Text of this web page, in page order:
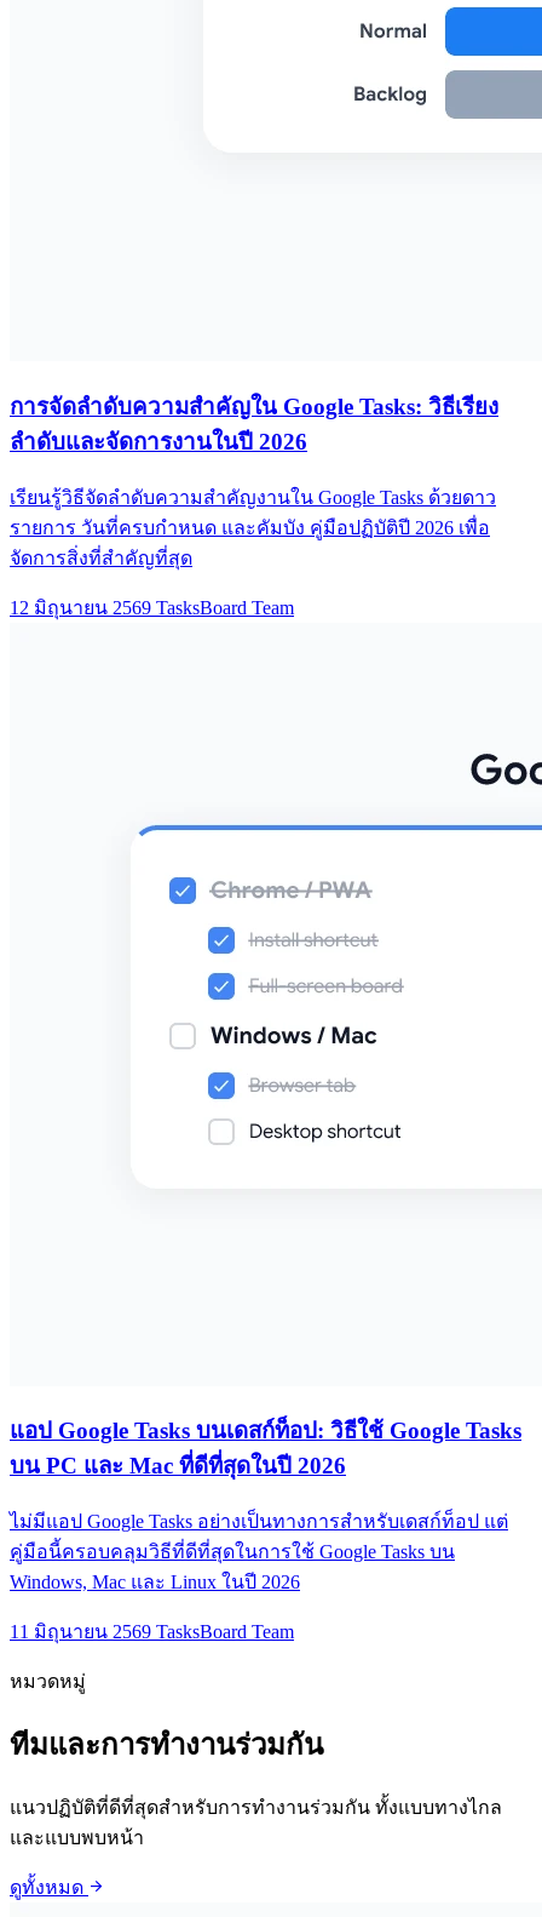
การจัดลำดับความสำคัญใน Google Tasks: วิธีเรียง
ลำดับและจัดการงานในปี 2026
เรียนรู้วิธีจัดลำดับความสำคัญงานใน Google Tasks ด้วยดาว
รายการ วันที่ครบกำหนด และคัมบัง คู่มือปฏิบัติปี 2026 เพื่อ
จัดการสิ่งที่สำคัญที่สุด
12 มิถุนายน 2569 TasksBoard Team
แอป Google Tasks บนเดสก์ท็อป: วิธีใช้ Google Tasks
บน PC และ Mac ที่ดีที่สุดในปี 2026
ไม่มีแอป Google Tasks อย่างเป็นทางการสำหรับเดสก์ท็อป แต่
คู่มือนี้ครอบคลุมวิธีที่ดีที่สุดในการใช้ Google Tasks บน
Windows, Mac และ Linux ในปี 2026
11 มิถุนายน 2569 TasksBoard Team
หมวดหมู่
ทีมและการทำงานร่วมกัน
แนวปฏิบัติที่ดีที่สุดสำหรับการทำงานร่วมกัน ทั้งแบบทางไกล
และแบบพบหน้า
ดูทั้งหมด arrow_forward